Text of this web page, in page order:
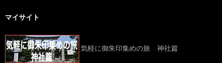
マイサイト
気軽に御朱印集めの旅 神社篇